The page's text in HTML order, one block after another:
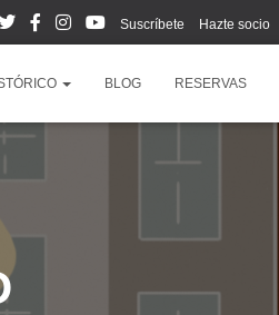
Suscríbete Hazte socio
BLOG RESERVAS